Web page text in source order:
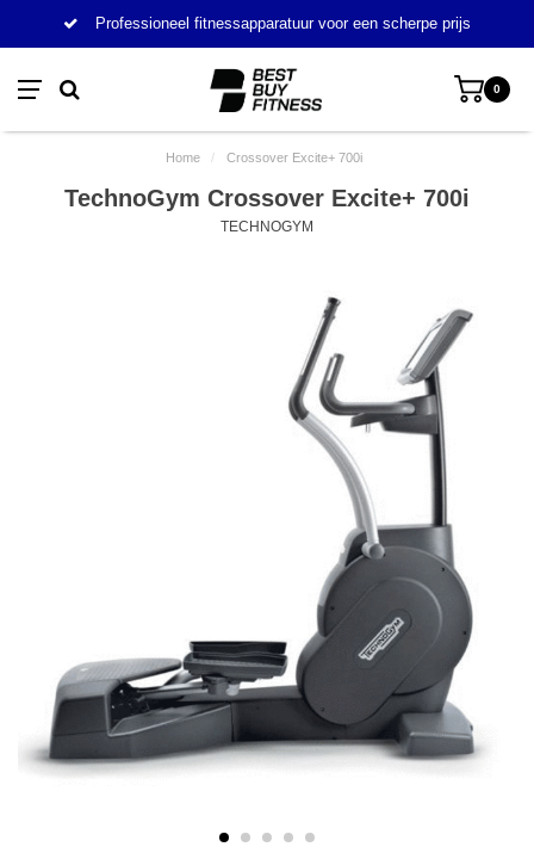
Professioneel fitnessapparatuur voor een scherpe prijs
0
Home / Crossover Excite+ 700i
TechnoGym Crossover Excite+ 700i
TECHNOGYM